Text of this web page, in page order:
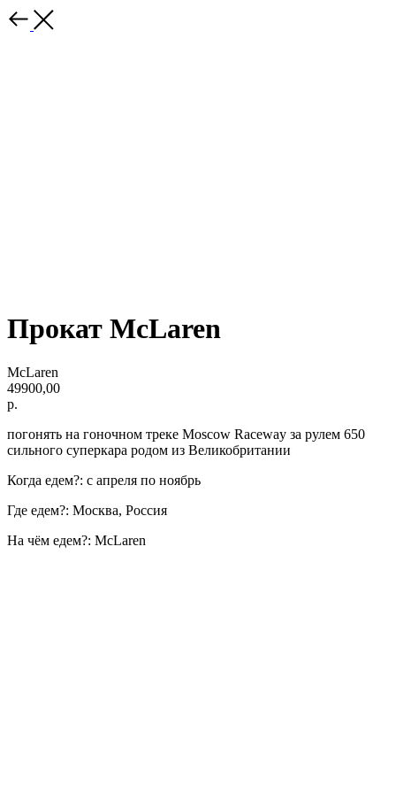
Прокат McLaren
McLaren
49900,00
р.
погонять на гоночном треке Moscow Raceway за рулем 650
сильного суперкара родом из Великобритании
Когда едем?: с апреля по ноябрь
Где едем?: Москва, Россия
На чём едем?: McLaren